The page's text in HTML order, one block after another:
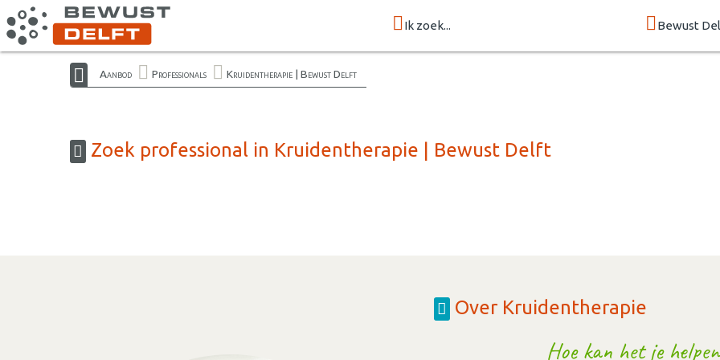
Ik zoek... Bewust
Aanbod Professionals Kruidentherapie | Bewust Delft
Zoek professional in Kruidentherapie | Bewust Delft
Over Kruidentherapie
Hoe kan het je